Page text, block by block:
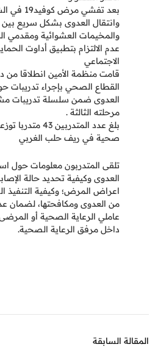
بعد تفشي
وانتقال العدوى بشكل سريع
والمخيمات العشوائية ومقدمي
عدم الالتزام بتطبيق أداوت
الاجتماعي
قامت منظمة الأمين انطلاقا من
القطاع الصحي بإجراء
العدوى ضمن سلسلة تدريبات
مرحلته الثالثة .
صحية في ريف حلب الغربي
تلقى المتدربون معلومات حول
العدوى وكيفية تحديد حالة
اعراض المرض؛ وكيفية التنفيذ
من العدوى ومكافحتها، لضمان
عاملي الرعاية الصحية أو
داخل مرفق الرعاية الصحية.
المقالة السابقة